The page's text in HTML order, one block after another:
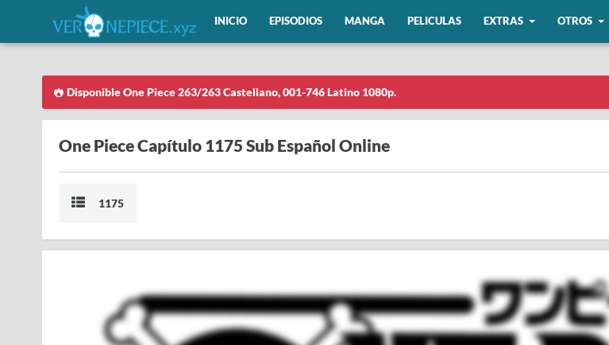
INICIO EPISODIOS MANGA PELICULAS EXTRAS OTROS
Disponible One Piece 263/263 Castellano, 001-746 Latino 1080p.
One Piece Capítulo 1175 Sub Español Online
1175